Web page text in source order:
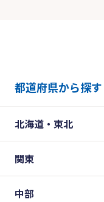
都道府県から探す
北海道・東北
関東
中部